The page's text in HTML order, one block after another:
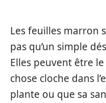
Les feuilles marron
pas qu’un simple
Elles peuvent être
chose cloche dans
plante ou que sa